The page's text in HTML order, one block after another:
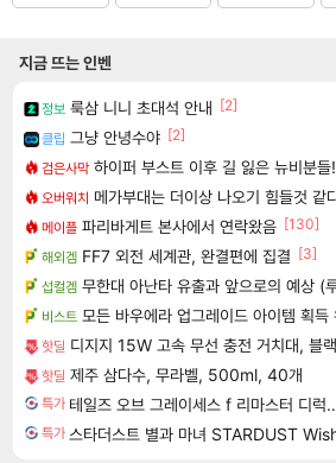
지금 뜨는 인벤
정보 룩삼 니니 초대석 안내 [2]
클립 그냥 안녕수야 [2]
검은사막 하이퍼 부스트 이후 길 잃은 뉴비분들!
오버워치 메가부대는 더이상 나오기 힘들것 같
메이플 파리바게트 본사에서 연락왔음 [130]
해외겜 FF7 외전 세계관, 완결편에 집결 [3]
섭컬겜 무한대 아난타 유출과 앞으로의 예상 (
비스트 모든 바우에라 업그레이드 아이템 획
핫딜 디지지 15W 고속 무선 충전 거치대, 블
핫딜 제주 삼다수, 무라벨, 500ml, 40개
특가 테일즈 오브 그레이세스 f 리마스터 디럭스
특가